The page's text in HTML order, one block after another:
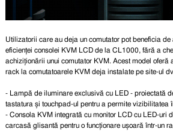
Utilizatorii care au deja un comutator pot beneficia de
eficienței consolei KVM LCD de la CL1000, fără a
achiziționării unui comutator KVM. Acest model oferă
rack la comutatoarele KVM deja instalate pe site-ul
- Lampă de iluminare exclusivă cu LED - proiectată
tastatura și touchpad-ul pentru a permite vizibilitatea
- Consola KVM integrată cu monitor LCD cu LED-uri
carcasă glisantă pentru o funcționare ușoară într-un